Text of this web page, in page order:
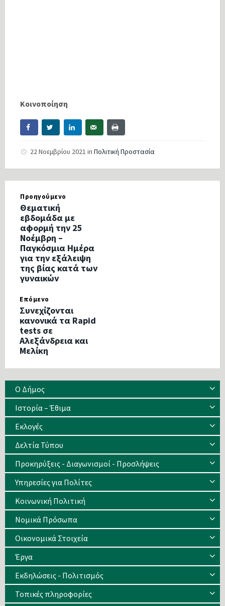
Κοινοποίηση
22 Νοεμβρίου 2021 in Πολιτική Προστασία
Προηγούμενο
Θεματική
εβδομάδα με
αφορμή την 25
Νοέμβρη –
Παγκόσμια Ημέρα
για την εξάλειψη
της βίας κατά των
γυναικών
Επόμενο
Συνεχίζονται
κανονικά τα Rapid
tests σε
Αλεξάνδρεια και
Μελίκη
Ο Δήμος
Ιστορία – Έθιμα
Eκλογές
Δελτία Τύπου
Προκηρύξεις - Διαγωνισμοί - Προσλήψεις
Υπηρεσίες για Πολίτες
Κοινωνική Πολιτική
Νομικά Πρόσωπα
Οικονομικά Στοιχεία
Έργα
Εκδηλώσεις - Πολιτισμός
Τοπικές πληροφορίες